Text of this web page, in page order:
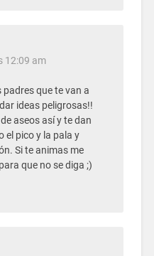
12:09 am
padres que te van a
ideas peligrosas!!
aseos así y te dan
el pico y la pala y
Si te animas me
que no se diga ;)